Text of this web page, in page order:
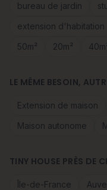
bureau de jardin
extension d'habitation
50m²
20m²
LE MÊME BESOIN,
Extension de maison
Maison autonome
TINY HOUSE PRÈS DE
Île-de-France